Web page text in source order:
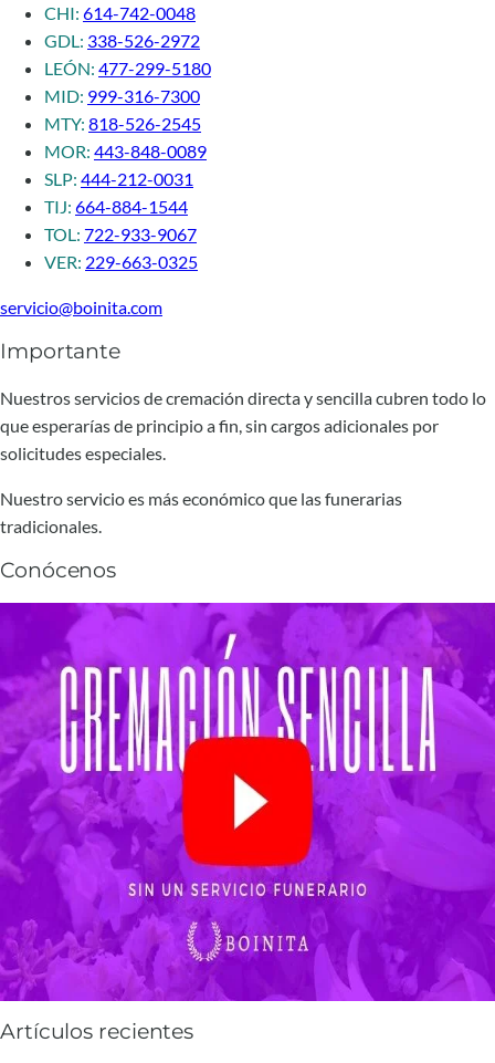
CHI: 614-742-0048
GDL: 338-526-2972
LEÓN: 477-299-5180
MID: 999-316-7300
MTY: 818-526-2545
MOR: 443-848-0089
SLP: 444-212-0031
TIJ: 664-884-1544
TOL: 722-933-9067
VER: 229-663-0325
servicio@boinita.com
Importante
Nuestros servicios de cremación directa y sencilla cubren todo lo
que esperarías de principio a fin, sin cargos adicionales por
solicitudes especiales.
Nuestro servicio es más económico que las funerarias
tradicionales.
Conócenos
Artículos recientes